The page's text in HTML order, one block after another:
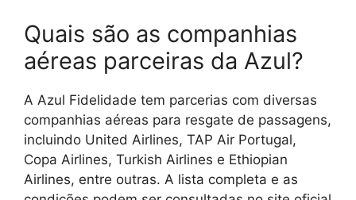
Quais são as companhias
aéreas parceiras da Azul?
A Azul Fidelidade tem parcerias com diversas
companhias aéreas para resgate de passagens,
incluindo United Airlines, TAP Air Portugal,
Copa Airlines, Turkish Airlines e Ethiopian
Airlines, entre outras. A lista completa e as